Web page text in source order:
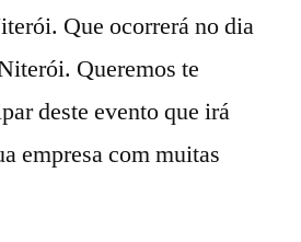
Que ocorrerá no dia
Queremos te
deste evento que irá
empresa com muitas